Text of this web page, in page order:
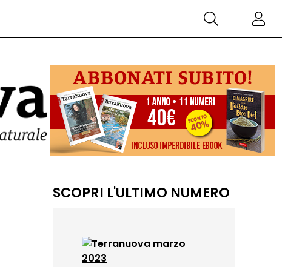
SCOPRI L'ULTIMO NUMERO